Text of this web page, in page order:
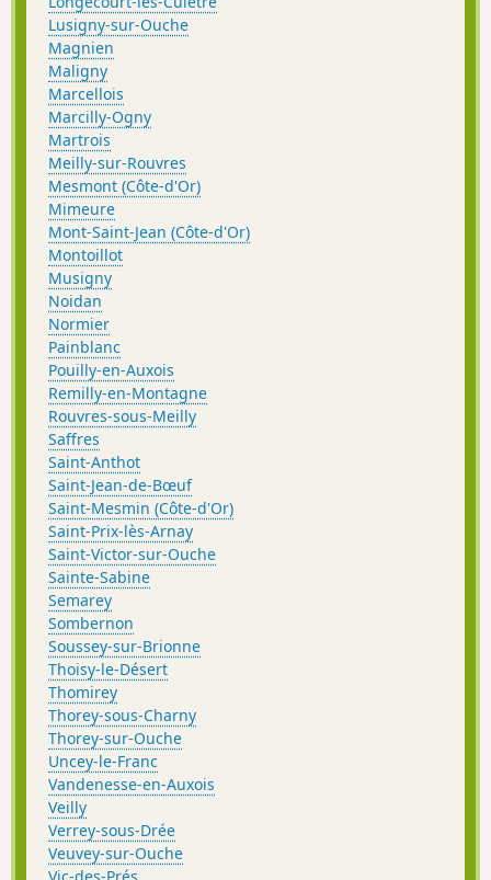
Lusigny-sur-Ouche
Magnien
Maligny
Marcellois
Marcilly-Ogny
Martrois
Meilly-sur-Rouvres
Mesmont (Côte-d'Or)
Mimeure
Mont-Saint-Jean (Côte-d'Or)
Montoillot
Musigny
Noidan
Normier
Painblanc
Pouilly-en-Auxois
Remilly-en-Montagne
Rouvres-sous-Meilly
Saffres
Saint-Anthot
Saint-Jean-de-Bœuf
Saint-Mesmin (Côte-d'Or)
Saint-Prix-lès-Arnay
Saint-Victor-sur-Ouche
Sainte-Sabine
Semarey
Sombernon
Soussey-sur-Brionne
Thoisy-le-Désert
Thomirey
Thorey-sous-Charny
Thorey-sur-Ouche
Uncey-le-Franc
Vandenesse-en-Auxois
Veilly
Verrey-sous-Drée
Veuvey-sur-Ouche